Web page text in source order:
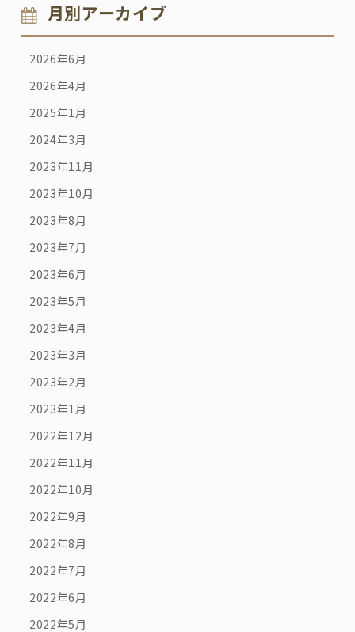
月別アーカイブ
2026年6月
2026年4月
2025年1月
2024年3月
2023年11月
2023年10月
2023年8月
2023年7月
2023年6月
2023年5月
2023年4月
2023年3月
2023年2月
2023年1月
2022年12月
2022年11月
2022年10月
2022年9月
2022年8月
2022年7月
2022年6月
2022年5月